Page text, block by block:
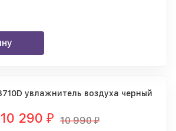
увлажнитель воздуха черный
10 290 ₽ 10 990 ₽